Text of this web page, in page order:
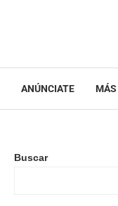
ANÚNCIATE MÁS
Buscar